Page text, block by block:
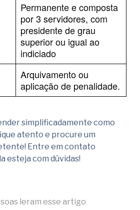
Permanente e composta
por 3 servidores, com
presidente de grau
superior ou igual ao
indiciado
Arquivamento ou
aplicação de penalidade.
simplificadamente como
atento e procure um
Entre em contato
esteja com dúvidas!
leram esse artigo